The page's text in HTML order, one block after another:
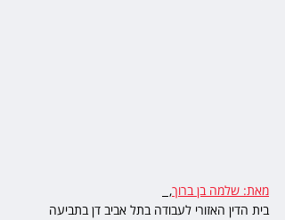
מאת: שלמה בן ברוך,
בית הדין האזורי לעבודה בתל אביב דן בתביעה